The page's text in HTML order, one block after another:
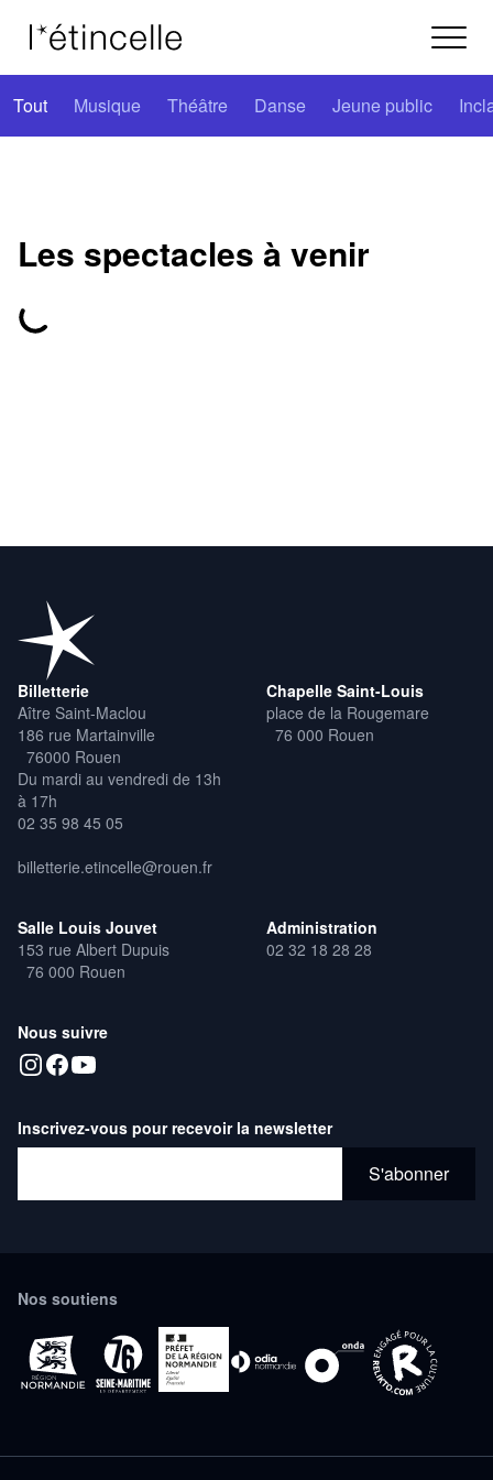
Tout Musique Théâtre Danse Jeune public
Les spectacles à venir
Billetterie
Aître Saint-Maclou
186 rue Martainville
76000 Rouen
Du mardi au vendredi de 13h
à 17h
02 35 98 45 05
billetterie.etincelle@rouen.fr
Chapelle Saint-Louis
place de la Rougemare
76 000 Rouen
Salle Louis Jouvet
153 rue Albert Dupuis
76 000 Rouen
Administration
02 32 18 28 28
Nous suivre
Inscrivez-vous pour recevoir la newsletter
Nos soutiens